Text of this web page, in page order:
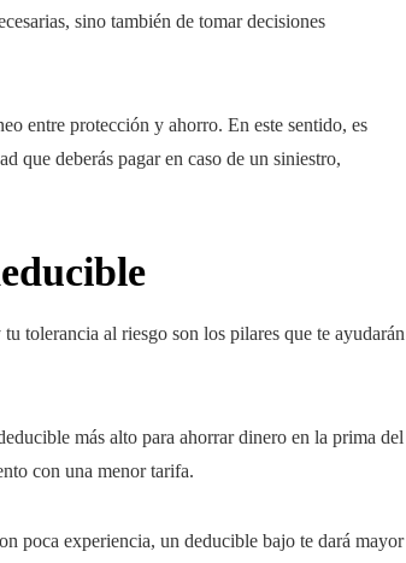
sino también de tomar decisiones
entre protección y ahorro. En este sentido, es
que deberás pagar en caso de un siniestro,
tolerancia al riesgo son los pilares que te ayudarán
más alto para ahorrar dinero en la prima del
con una menor tarifa.
poca experiencia, un deducible bajo te dará mayor